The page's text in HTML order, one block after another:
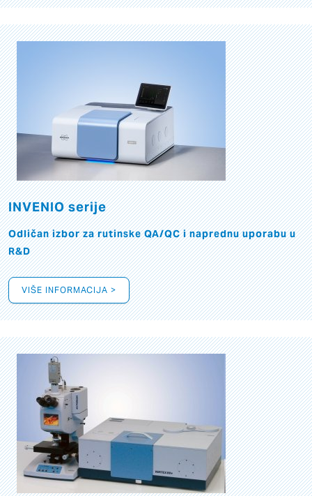
INVENIO serije
Odličan izbor za rutinske QA/QC i naprednu uporabu u
R&D
VIŠE INFORMACIJA >